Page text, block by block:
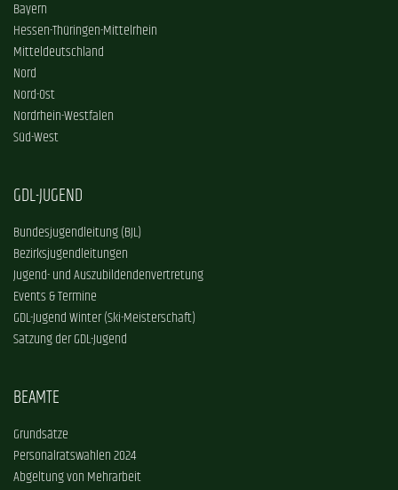
Bayern
Hessen-Thüringen-Mittelrhein
Mitteldeutschland
Nord
Nord-Ost
Nordrhein-Westfalen
Süd-West
GDL-JUGEND
Bundesjugendleitung (BJL)
Bezirksjugendleitungen
Jugend- und Auszubildendenvertretung
Events & Termine
GDL-Jugend Winter (Ski-Meisterschaft)
Satzung der GDL-Jugend
BEAMTE
Grundsätze
Personalratswahlen 2024
Abgeltung von Mehrarbeit